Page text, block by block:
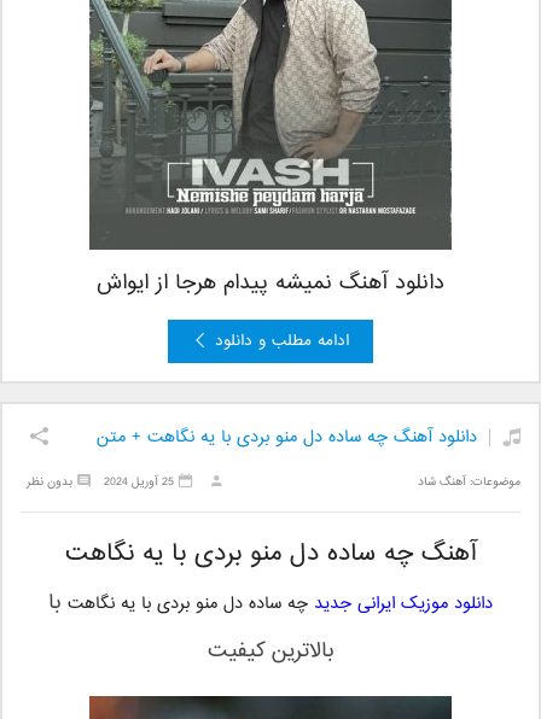
دانلود آهنگ نمیشه پیدام هرجا از ایواش
ادامه مطلب و دانلود
دانلود آهنگ چه ساده دل منو بردی با یه نگاهت + متن
موضوعات:آهنگ شاد بدون نظر 25 آوریل 2024
آهنگ چه ساده دل منو بردی با یه نگاهت
دانلود موزیک ایرانی جدید چه ساده دل منو بردی با یه نگاهت با
بالاترین کیفیت